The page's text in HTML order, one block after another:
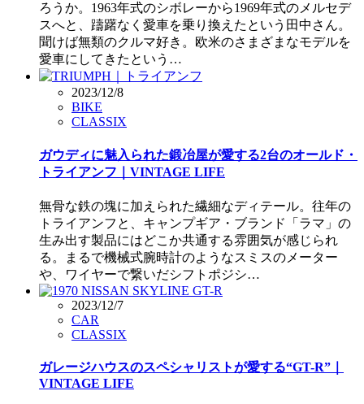
ろうか。1963年式のシボレーから1969年式のメルセデ
スへと、躊躇なく愛車を乗り換えたという田中さん。
聞けば無類のクルマ好き。欧米のさまざまなモデルを
愛車にしてきたという…
2023/12/8
BIKE
CLASSIX
ガウディに魅入られた鍛冶屋が愛する2台のオールド・
トライアンフ｜VINTAGE LIFE
無骨な鉄の塊に加えられた繊細なディテール。往年の
トライアンフと、キャンプギア・ブランド「ラマ」の
生み出す製品にはどこか共通する雰囲気が感じられ
る。まるで機械式腕時計のようなスミスのメーター
や、ワイヤーで繋いだシフトポジシ…
2023/12/7
CAR
CLASSIX
ガレージハウスのスペシャリストが愛する“GT-R”｜
VINTAGE LIFE